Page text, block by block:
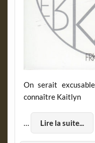
On serait
connaître Kaitlyn
… Lire la suite...